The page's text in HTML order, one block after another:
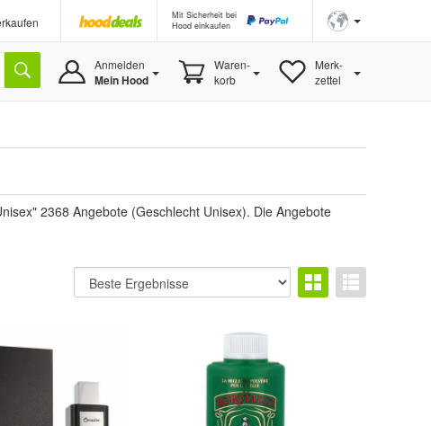
Mit Sicherheit bei
Hood einkaufen
Anmelden
Mein Hood
Waren-
korb
Merk-
zettel
2368 Angebote (Geschlecht Unisex). Die Angebote